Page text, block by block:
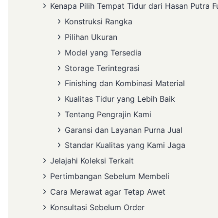
Kenapa Pilih Tempat Tidur dari Hasan Putra
Konstruksi Rangka
Pilihan Ukuran
Model yang Tersedia
Storage Terintegrasi
Finishing dan Kombinasi Material
Kualitas Tidur yang Lebih Baik
Tentang Pengrajin Kami
Garansi dan Layanan Purna Jual
Standar Kualitas yang Kami Jaga
Jelajahi Koleksi Terkait
Pertimbangan Sebelum Membeli
Cara Merawat agar Tetap Awet
Konsultasi Sebelum Order